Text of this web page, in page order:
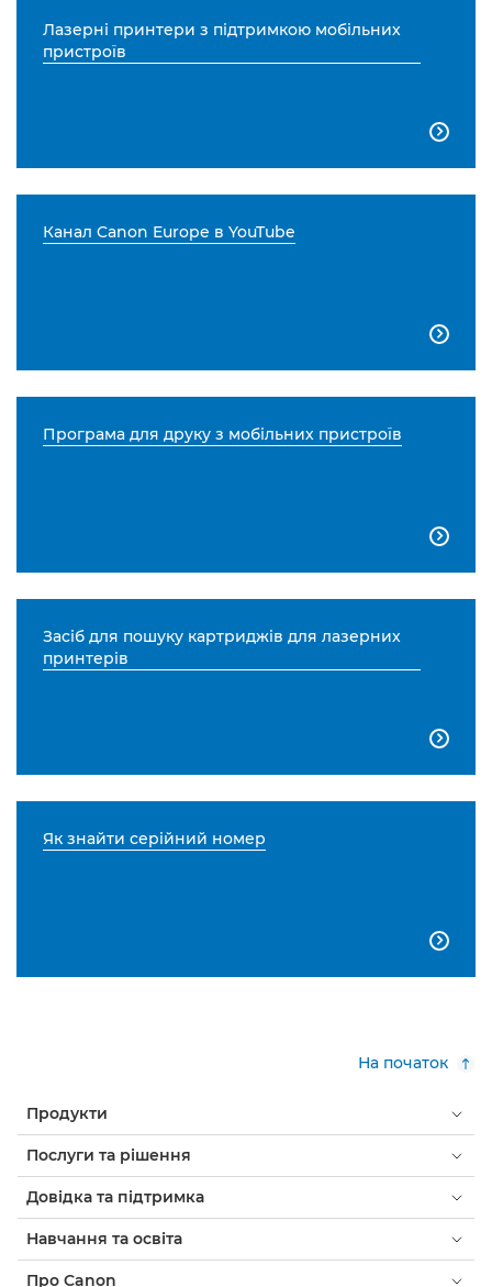
Лазерні принтери з підтримкою мобільних
пристроїв

Канал Canon Europe в YouTube

Програма для друку з мобільних пристроїв

Засіб для пошуку картриджів для лазерних
принтерів

Як знайти серійний номер

На початок
Продукти
Послуги та рішення
Довідка та підтримка
Навчання та освіта
Про Canon